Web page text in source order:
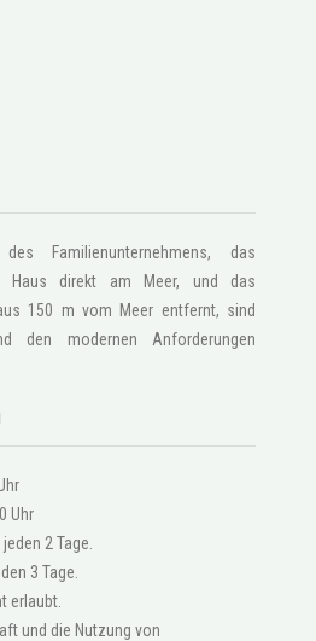
Familienunternehmens, das
Haus direkt am Meer, und das
150 m vom Meer entfernt, sind
den modernen Anforderungen
Uhr
2 Tage.
3 Tage.
erlaubt.
und die Nutzung von